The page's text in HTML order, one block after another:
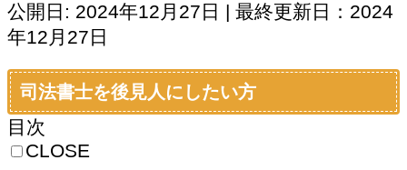
公開日: 2024年12月27日 | 最終更新日：2024
年12月27日
司法書士を後見人にしたい方
目次
CLOSE